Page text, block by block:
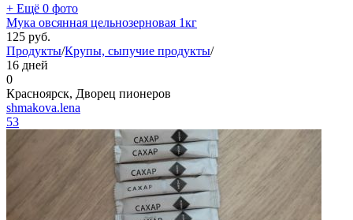
+ Ещё 0 фото
Мука овсянная цельнозерновая 1кг
125 руб.
Продукты/Крупы, сыпучие продукты/
16 дней
0
Красноярск, Дворец пионеров
shmakova.lena
53